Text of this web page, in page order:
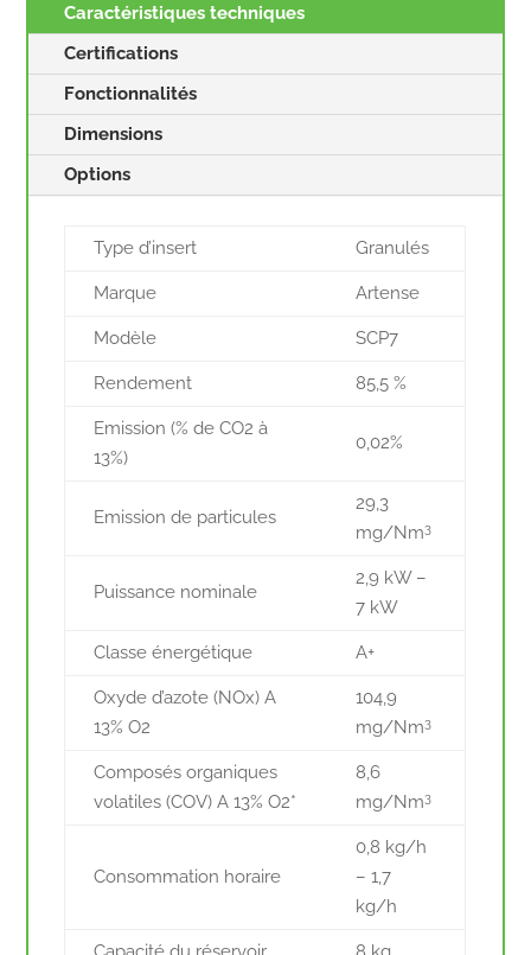
Caractéristiques techniques
Certifications
Fonctionnalités
Dimensions
Options
Type d’insert Granulés
Marque Artense
Modèle SCP7
Rendement 85,5 %
Emission (% de CO2 à
13%)
0,02%
Emission de particules
29,3
mg/Nm3
Puissance nominale
2,9 kW –
7 kW
Classe énergétique A+
Oxyde d’azote (NOx) A
13% O2
104,9
mg/Nm3
Composés organiques
volatiles (COV) A 13% O2*
8,6
mg/Nm3
Consommation horaire
0,8 kg/h
– 1,7
kg/h